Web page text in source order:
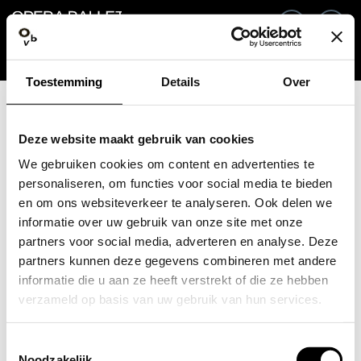
Toestemming Details Over
Deze website maakt gebruik van cookies
We gebruiken cookies om content en advertenties te
personaliseren, om functies voor social media te bieden
en om ons websiteverkeer te analyseren. Ook delen we
informatie over uw gebruik van onze site met onze
partners voor social media, adverteren en analyse. Deze
partners kunnen deze gegevens combineren met andere
informatie die u aan ze heeft verstrekt of die ze hebben
verzameld op basis van uw gebruik van hun services.
Password Forgot password?
Create profile